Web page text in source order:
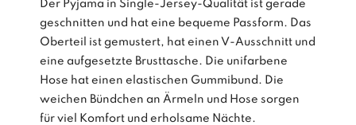
Der Pyjama in Single-Jersey-Qualität ist gerade
geschnitten und hat eine bequeme Passform. Das
Oberteil ist gemustert, hat einen V-Ausschnitt und
eine aufgesetzte Brusttasche. Die unifarbene
Hose hat einen elastischen Gummibund. Die
weichen Bündchen an Ärmeln und Hose sorgen
für viel Komfort und erholsame Nächte.